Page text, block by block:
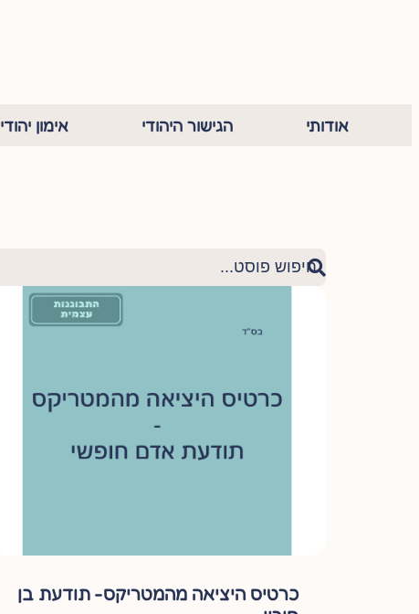
אודותי הגישור היהודי אימון יהודי
כרטיס היציאה מהמטריקס- תודעת בן